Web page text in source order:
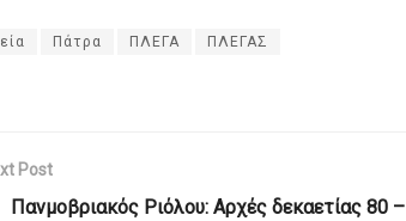
Πάτρα ΠΛΕΓΑ ΠΛΕΓΑΣ
Post
Πανμοβριακός Ριόλου: Αρχές δεκαετίας 80 –